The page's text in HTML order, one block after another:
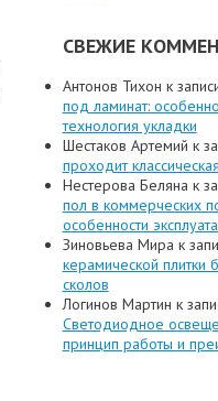
СВЕЖИЕ
Антонов Тихон к
под ламинат:
технология укладки
Шестаков Артемий к
проходит
Нестерова Беляна к
пол в коммерческих
особенности
Зиновьева Мира к
керамической плитки
сколов
Логинов Мартин к
Светодиодное
принцип работы и